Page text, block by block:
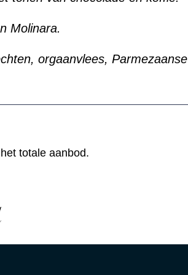
Molinara.
orgaanvlees, Parmezaanse
totale aanbod.